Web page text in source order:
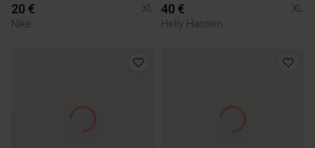
20 €
XL
Nike
40 €
XL
Helly Hansen